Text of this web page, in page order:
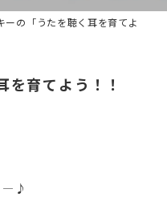
ーの「うたを聴く耳を育てよ
を育てよう！！
―♪